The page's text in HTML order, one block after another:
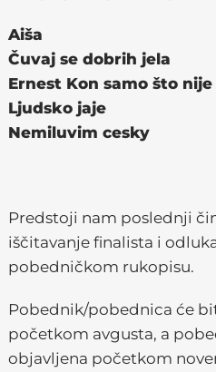
Aiša
Čuvaj se dobrih jela
Ernest Kon samo što
Ljudsko jaje
Nemiluvim cesky
Predstoji nam poslednji
iščitavanje finalista i
pobedničkom rukopisu.
Pobednik/pobednica će
početkom avgusta, a
objavljena početkom